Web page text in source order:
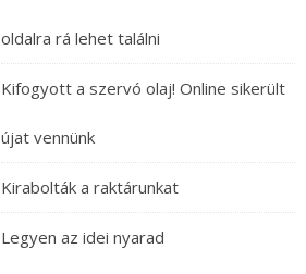
oldalra rá lehet találni
Kifogyott a szervó olaj! Online sikerült
újat vennünk
Kirabolták a raktárunkat
Legyen az idei nyarad